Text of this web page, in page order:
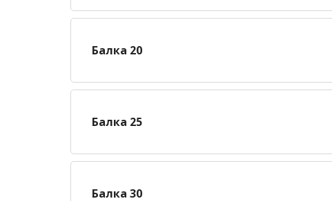
Балка 20
Балка 25
Балка 30